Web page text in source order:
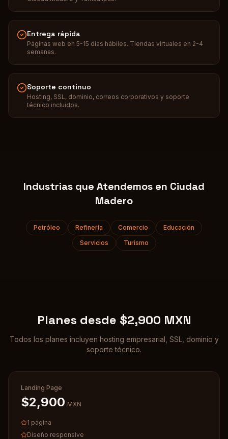
Entrega rápida
Páginas web en 5-15 días hábiles. Tiendas virtuales en 2-4
semanas.
Soporte continuo
Hosting, SSL, dominio, correos corporativos y soporte
técnico incluidos.
Industrias que Atendemos en Ciudad
Madero
Petróleo Refinería Comercio
Educación
Servicios
Turismo
Planes desde $2,900 MXN
Todos los planes incluyen hosting empresarial, SSL, dominio y
soporte técnico.
Landing Page
$2,900 MXN
1 página
Diseño responsive